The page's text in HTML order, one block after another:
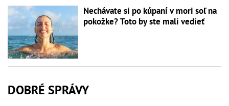
Nechávate si po kúpaní v mori soľ na
pokožke? Toto by ste mali vedieť
DOBRÉ SPRÁVY